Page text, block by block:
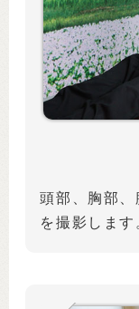
頭部、胸部
を撮影します